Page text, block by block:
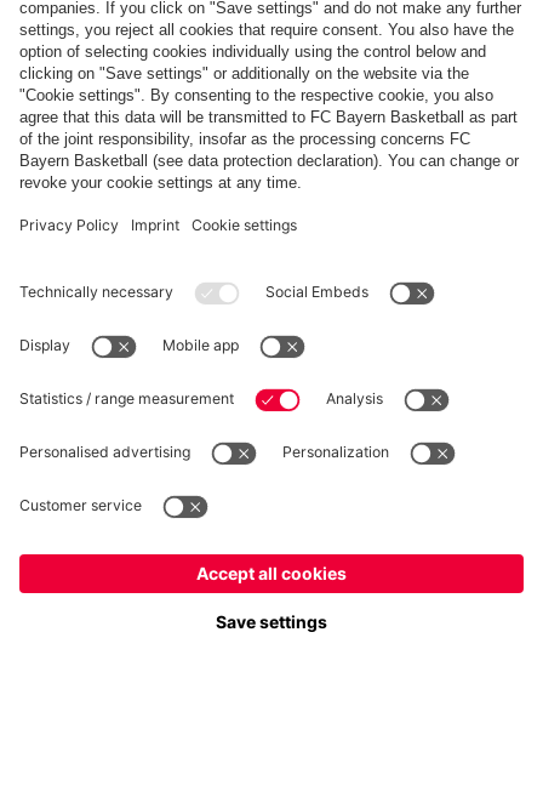
FC Bayern Store App
RÉTRACTATION
Intimité
Paramètres des cookies
*Les prix incluent la TVA et excluent les frais d'expédition
© FC Bayern München AG
FC Bayern München AG, Säbener Str. 51-57, 81547 München
Francepour y livrer!
Mondialpour y livrer!